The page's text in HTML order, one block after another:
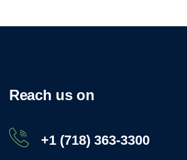
Reach us on
+1 (718) 363-3300